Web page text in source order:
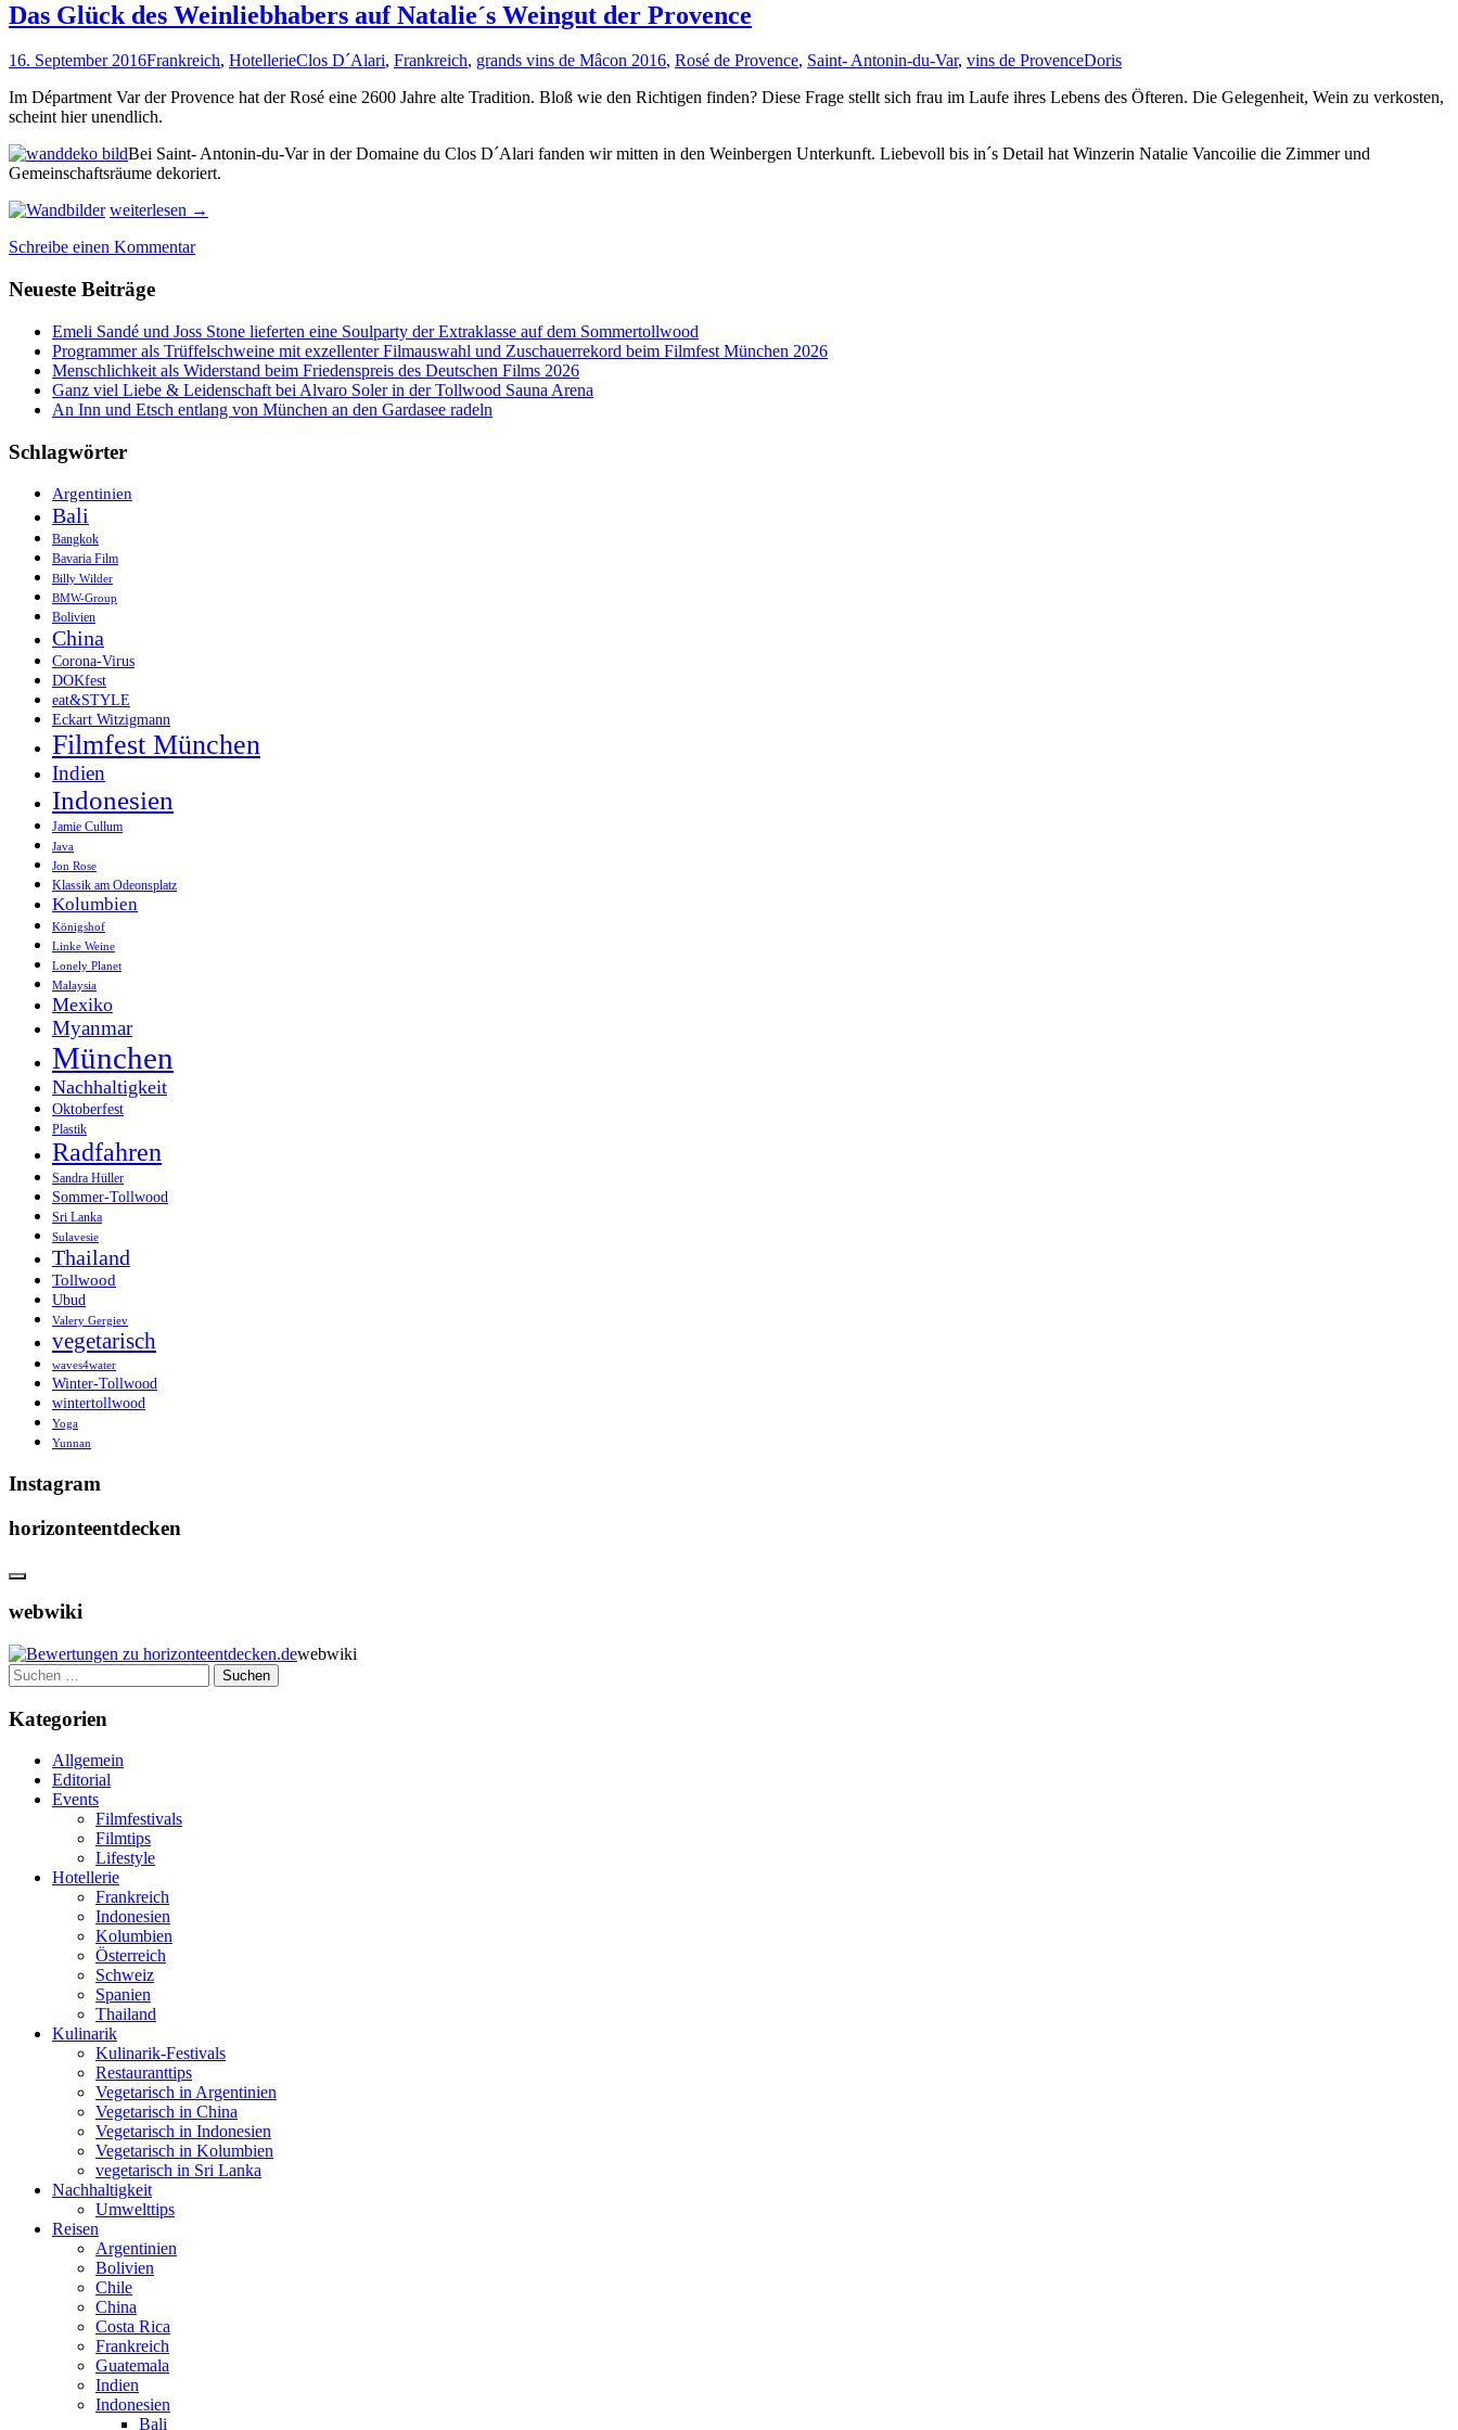
Das Glück des Weinliebhabers auf Natalie´s Weingut der Provence
16. September 2016Frankreich, HotellerieClos D´Alari, Frankreich, grands vins de Mâcon 2016, Rosé de Provence, Saint- Antonin-du-Var, vins de ProvenceDoris
Im Départment Var der Provence hat der Rosé eine 2600 Jahre alte Tradition. Bloß wie den Richtigen finden? Diese Frage stellt sich frau im Laufe ihres Lebens des Öfteren. Die Gelegenheit, Wein zu verkosten,
scheint hier unendlich.
Bei Saint- Antonin-du-Var in der Domaine du Clos D´Alari fanden wir mitten in den Weinbergen Unterkunft. Liebevoll bis in´s Detail hat Winzerin Natalie Vancoilie die Zimmer und
Gemeinschaftsräume dekoriert.
Das
des
auf
´s
Weingut
der
Provence
weiterlesen →
Schreibe einen Kommentar
Neueste Beiträge
Emeli Sandé und Joss Stone lieferten eine Soulparty der Extraklasse auf dem Sommertollwood
Programmer als Trüffelschweine mit exzellenter Filmauswahl und Zuschauerrekord beim Filmfest München 2026
Menschlichkeit als Widerstand beim Friedenspreis des Deutschen Films 2026
Ganz viel Liebe & Leidenschaft bei Alvaro Soler in der Tollwood Sauna Arena
An Inn und Etsch entlang von München an den Gardasee radeln
Schlagwörter
Argentinien
Bali
Bangkok
Bavaria Film
Billy Wilder
BMW-Group
Bolivien
China
Corona-Virus
DOKfest
eat&STYLE
Eckart Witzigmann
Filmfest München
Indien
Indonesien
Jamie Cullum
Java
Jon Rose
Klassik am Odeonsplatz
Kolumbien
Königshof
Linke Weine
Lonely Planet
Malaysia
Mexiko
Myanmar
München
Nachhaltigkeit
Oktoberfest
Plastik
Radfahren
Sandra Hüller
Sommer-Tollwood
Sri Lanka
Sulavesie
Thailand
Tollwood
Ubud
Valery Gergiev
vegetarisch
waves4water
Winter-Tollwood
wintertollwood
Yoga
Yunnan
Instagram
horizonteentdecken
webwiki
webwiki
Suchen
nach:
Kategorien
Allgemein
Editorial
Events
Filmfestivals
Filmtips
Lifestyle
Hotellerie
Frankreich
Indonesien
Kolumbien
Österreich
Schweiz
Spanien
Thailand
Kulinarik
Kulinarik-Festivals
Restauranttips
Vegetarisch in Argentinien
Vegetarisch in China
Vegetarisch in Indonesien
Vegetarisch in Kolumbien
vegetarisch in Sri Lanka
Nachhaltigkeit
Umwelttips
Reisen
Argentinien
Bolivien
Chile
China
Costa Rica
Frankreich
Guatemala
Indien
Indonesien
Bali